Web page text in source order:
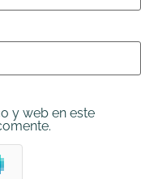
y web en este